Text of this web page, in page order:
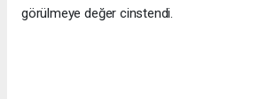
görülmeye değer cinstendi.